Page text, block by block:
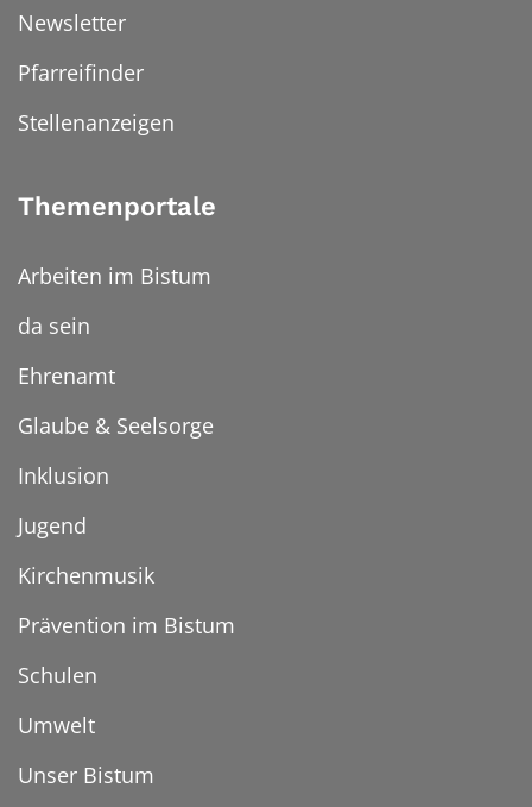
Newsletter
Pfarreifinder
Stellenanzeigen
Themenportale
Arbeiten im Bistum
da sein
Ehrenamt
Glaube & Seelsorge
Inklusion
Jugend
Kirchenmusik
Prävention im Bistum
Schulen
Umwelt
Unser Bistum